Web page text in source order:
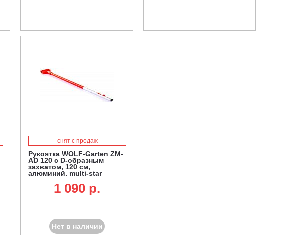
снят с продаж
Рукоятка WOLF-Garten ZM-
AD 120 с D-образным
захватом, 120 см,
алюминий, multi-star
1 090 p.
Нет в наличии